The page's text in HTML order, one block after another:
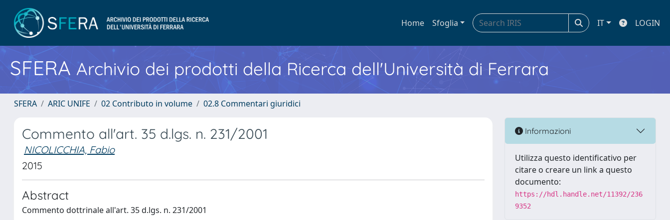
Home Sfoglia IT LOGIN
SFERA Archivio dei prodotti della Ricerca dell'Università di Ferrara
SFERA ARIC UNIFE 02 Contributo in volume 02.8 Commentari giuridici
Commento all'art. 35 d.lgs. n. 231/2001
NICOLICCHIA, Fabio
2015
Abstract
Commento dottrinale all'art. 35 d.lgs. n. 231/2001
Informazioni
Utilizza questo identificativo per
citare o creare un link a questo
documento:
https://hdl.handle.net/11392/236
9352